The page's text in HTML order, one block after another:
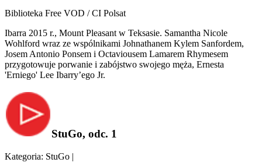
Biblioteka Free VOD / CI Polsat
Ibarra 2015 r., Mount Pleasant w Teksasie. Samantha Nicole
Wohlford wraz ze wspólnikami Johnathanem Kylem Sanfordem,
Josem Antonio Ponsem i Octaviousem Lamarem Rhymesem
przygotowuje porwanie i zabójstwo swojego męża, Ernesta
'Erniego' Lee Ibarry’ego Jr.
StuGo, odc. 1
Kategoria: StuGo |